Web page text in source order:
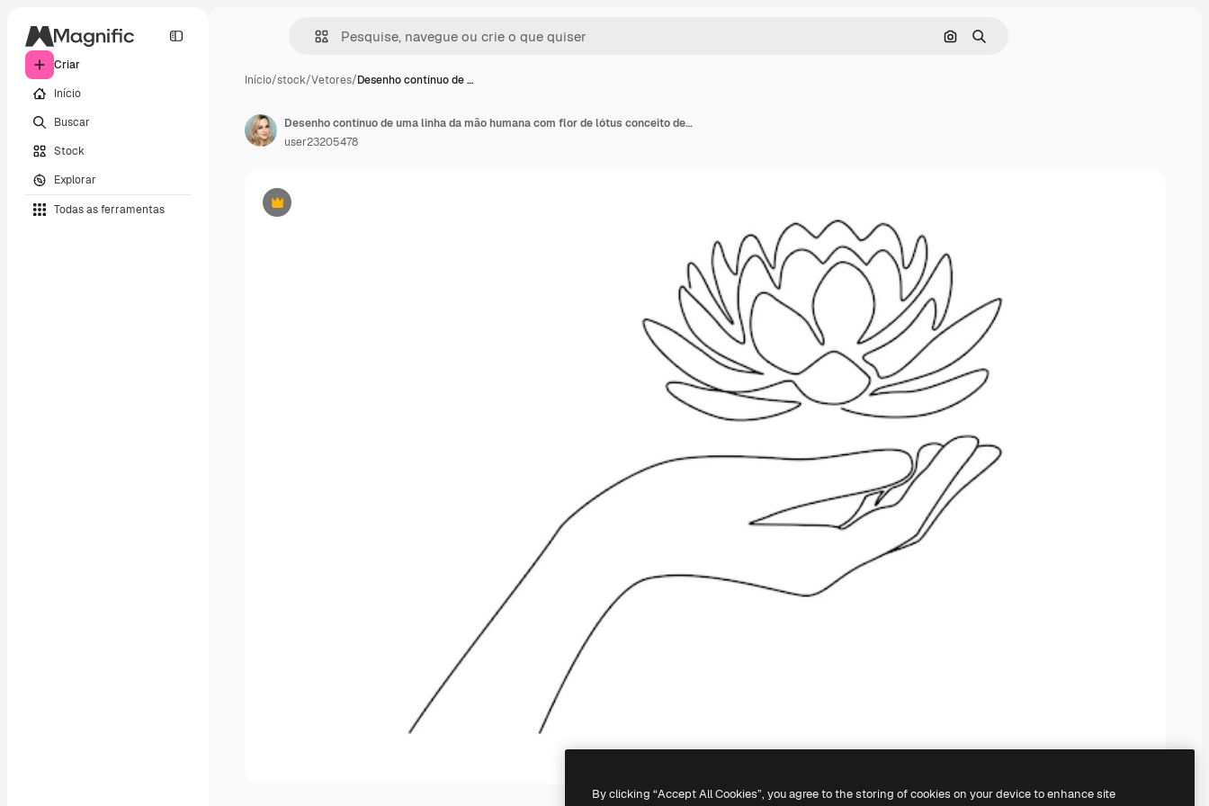
Criar
Início
Buscar
Stock
Explorar
Todas as ferramentas
Pesquisar por imagem
Buscar
Início/stock/Vetores/Desenho contínuo de …
Premium
Desenho contínuo de uma linha da mão humana com flor de lótus conceito de budismo de lírio de água em estilo linear simples editável traço doodle ilustração vetorial de contorno
user23205478
By clicking “Accept All Cookies”, you agree to the storing of cookies on your device to enhance site